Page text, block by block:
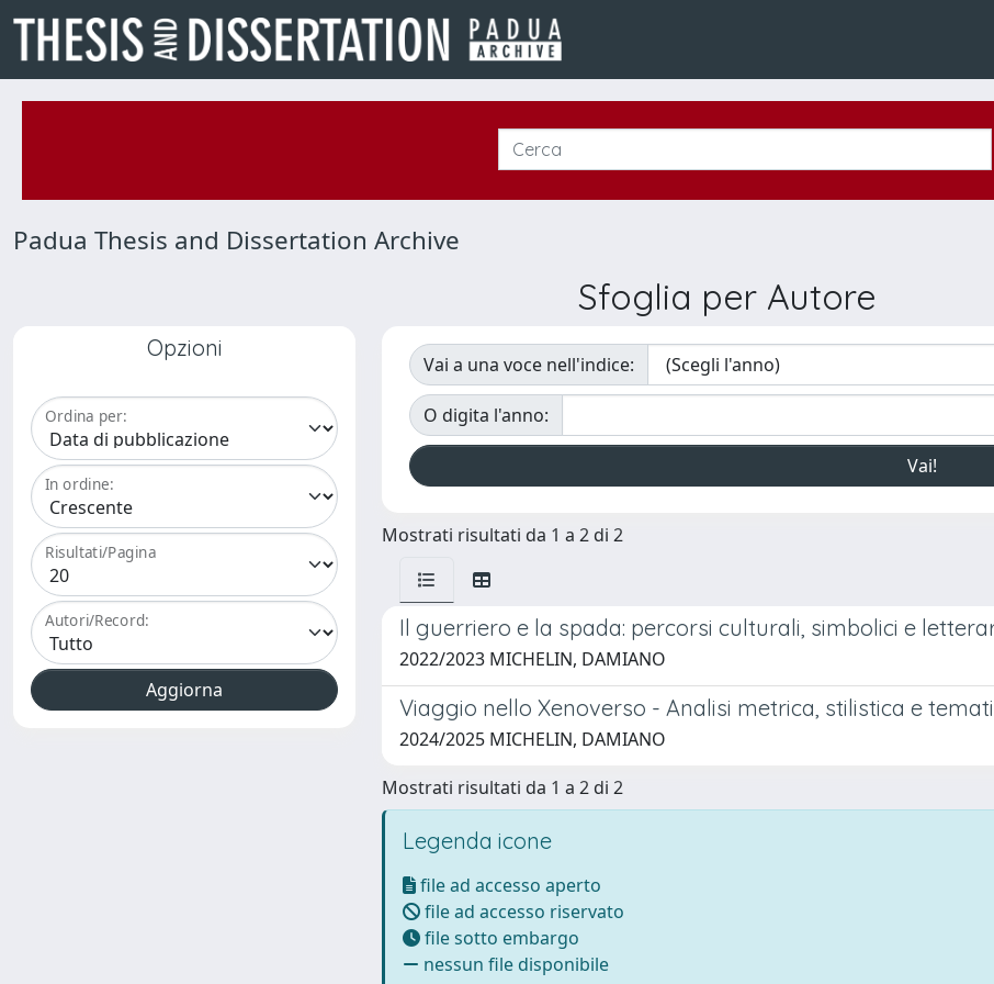
Padua Thesis and Dissertation Archive
Sfoglia per Autore
Opzioni
Ordina per:
In ordine:
Risultati/Pagina
Autori/Record:
Vai a una voce nell'indice:
O digita l'anno:
Mostrati risultati da 1 a 2 di 2
Il guerriero e la spada: percorsi culturali, simbolici e
2022/2023 MICHELIN, DAMIANO
Viaggio nello Xenoverso - Analisi metrica, stilistica e
2024/2025 MICHELIN, DAMIANO
Mostrati risultati da 1 a 2 di 2
Legenda icone
file ad accesso aperto
file ad accesso riservato
file sotto embargo
nessun file disponibile